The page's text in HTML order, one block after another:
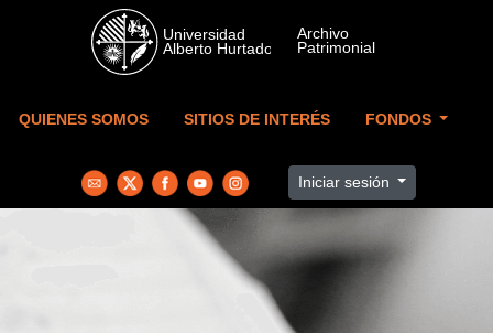
Skip to main content
QUIENES SOMOS SITIOS DE INTERÉS FONDOS
Iniciar sesión